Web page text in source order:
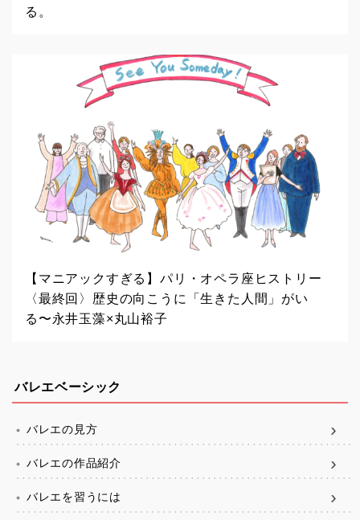
る。
【マニアックすぎる】パリ・オペラ座ヒストリー
〈最終回〉歴史の向こうに「生きた人間」がい
る〜永井玉藻×丸山裕子
バレエベーシック
バレエの見方
バレエの作品紹介
バレエを習うには